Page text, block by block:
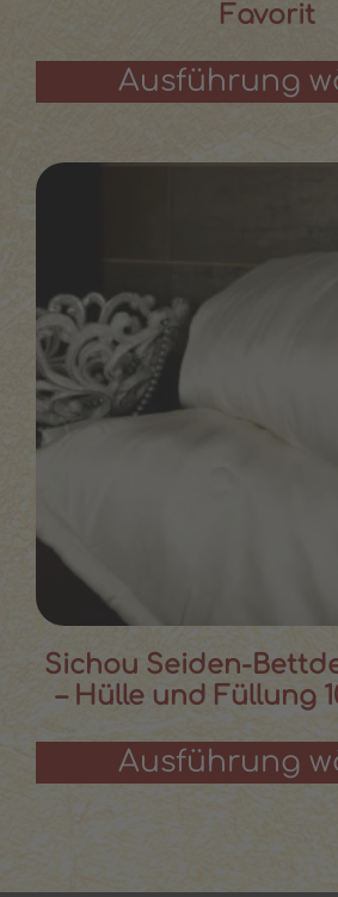
Favorit
Ausführung
Sichou Seiden-
– Hülle und Füllung
Ausführung